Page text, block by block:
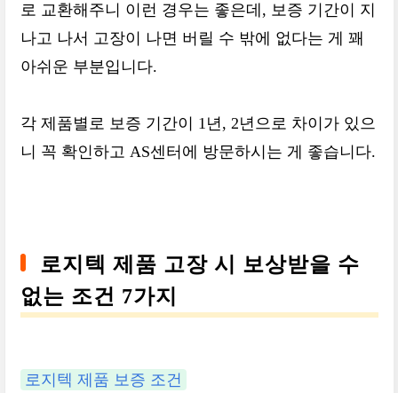
로 교환해주니 이런 경우는 좋은데, 보증 기간이 지
나고 나서 고장이 나면 버릴 수 밖에 없다는 게 꽤
아쉬운 부분입니다.
각 제품별로 보증 기간이 1년, 2년으로 차이가 있으
니 꼭 확인하고 AS센터에 방문하시는 게 좋습니다.
로지텍 제품 고장 시 보상받을 수
없는 조건 7가지
로지텍 제품 보증 조건